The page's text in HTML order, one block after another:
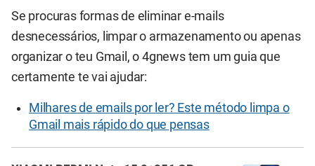
Se procuras formas de eliminar e-mails
desnecessários, limpar o armazenamento ou apenas
organizar o teu Gmail, o 4gnews tem um guia que
certamente te vai ajudar:
Milhares de emails por ler? Este método limpa o
Gmail mais rápido do que pensas